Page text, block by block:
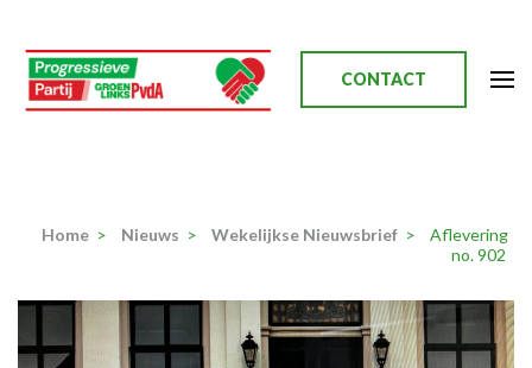
naar
inhoud
(Druk
CONTACT
Home > Nieuws > Wekelijkse Nieuwsbrief >
Aflevering
no. 902